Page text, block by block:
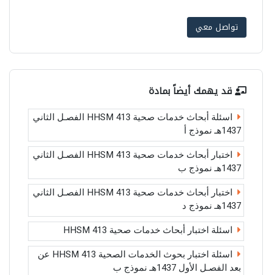
تواصل معي
قد يهمك أيضاً بمادة
اسئلة أبحاث خدمات صحية HHSM 413 الفصـل الثاني
1437هـ نموذج أ
اختبار أبحاث خدمات صحية HHSM 413 الفصـل الثاني
1437هـ نموذج ب
اختبار أبحاث خدمات صحية HHSM 413 الفصـل الثاني
1437هـ نموذج د
اسئلة اختبار أبحاث خدمات صحية HHSM 413
اسئلة اختبار بحوث الخدمات الصحية HHSM 413 عن
بعد الفصـل الأول 1437هـ نموذج ب